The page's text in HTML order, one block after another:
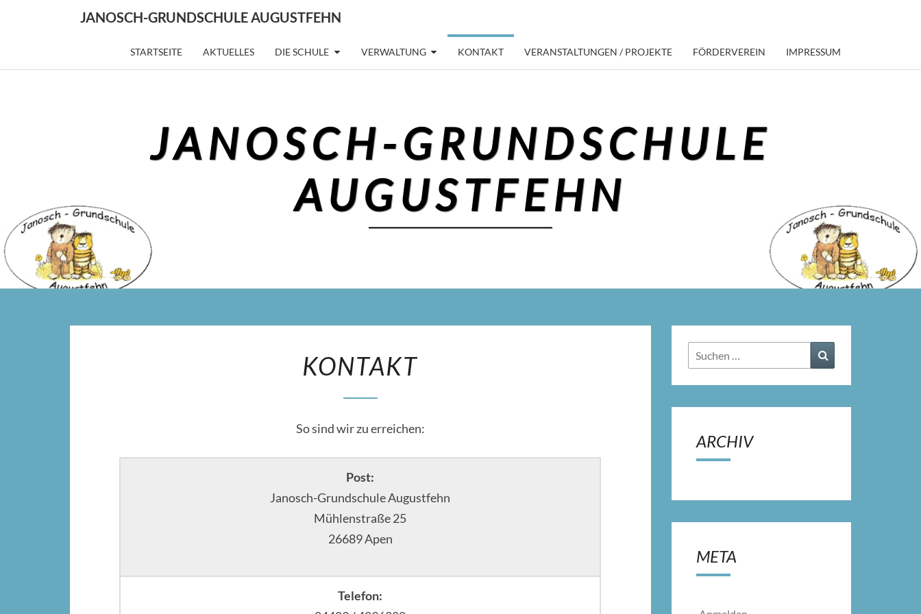
JANOSCH-GRUNDSCHULE AUGUSTFEHN
STARTSEITE AKTUELLES DIE SCHULE VERWALTUNG KONTAKT VERANSTALTUNGEN / PROJEKTE FÖRDERVEREIN IMPRESSUM
JANOSCH-GRUNDSCHULE
AUGUSTFEHN
KONTAKT
So sind wir zu erreichen:
Post:
Janosch-Grundschule Augustfehn
Mühlenstraße 25
26689 Apen
Telefon:
Suchen
nach:
ARCHIV
META